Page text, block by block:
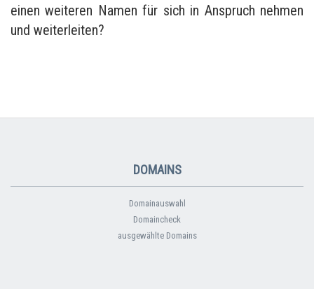
einen weiteren Namen für sich in Anspruch nehmen
und weiterleiten?
DOMAINS
Domainauswahl
Domaincheck
ausgewählte Domains